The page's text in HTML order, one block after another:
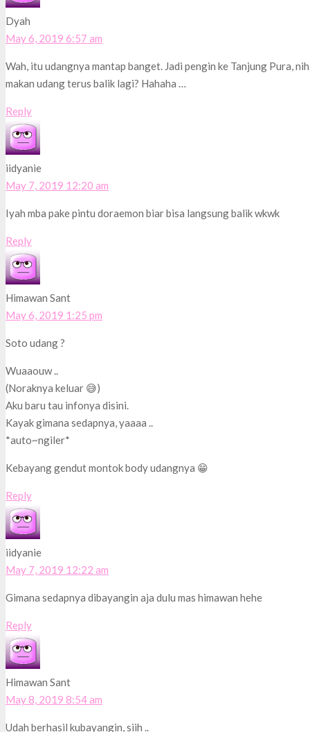
Dyah
May 6, 2019 6:57 am
Wah, itu udangnya mantap banget. Jadi pengin ke Tanjung Pura,
makan udang terus balik lagi? Hahaha …
Reply
iidyanie
May 7, 2019 12:20 am
Iyah mba pake pintu doraemon biar bisa langsung balik wkwk
Reply
Himawan Sant
May 6, 2019 1:25 pm
Soto udang ?
Wuaaouw ..
(Noraknya keluar 😅)
Aku baru tau infonya disini.
Kayak gimana sedapnya, yaaaa ..
*auto~ngiler*
Kebayang gendut montok body udangnya 😁
Reply
iidyanie
May 7, 2019 12:22 am
Gimana sedapnya dibayangin aja dulu mas himawan hehe
Reply
Himawan Sant
May 8, 2019 8:54 am
Udah berhasil kubayangin, siih ..